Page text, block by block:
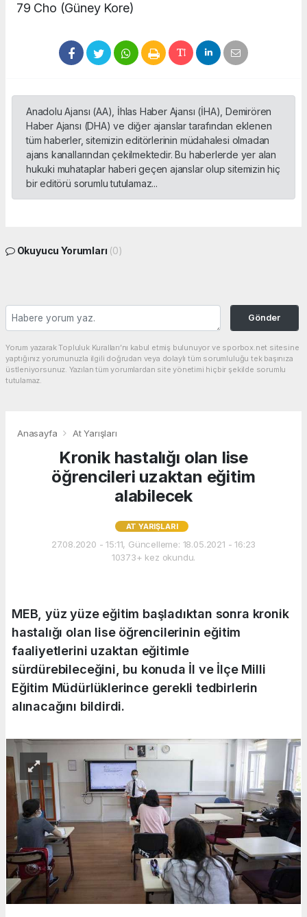
79 Cho (Güney Kore)
Anadolu Ajansı (AA), İhlas Haber Ajansı (İHA), Demirören
Haber Ajansı (DHA) ve diğer ajanslar tarafından eklenen
tüm haberler, sitemizin editörlerinin müdahalesi olmadan
ajans kanallarından çekilmektedir. Bu haberlerde yer alan
hukuki muhataplar haberi geçen ajanslar olup sitemizin hiç
bir editörü sorumlu tutulamaz...
Okuyucu Yorumları (0)
Gönder
Yorum yazarak Topluluk Kuralları’nı kabul etmiş bulunuyor ve sporbox.net sitesine
yaptığınız yorumunuzla ilgili doğrudan veya dolaylı tüm sorumluluğu tek başınıza
üstleniyorsunuz. Yazılan tüm yorumlardan site yönetimi hiçbir şekilde sorumlu
tutulamaz.
Anasayfa At Yarışları
Kronik hastalığı olan lise
öğrencileri uzaktan eğitim
alabilecek
AT YARIŞLARI
27.08.2020 - 15:11, Güncelleme: 18.05.2021 - 16:23
10373+ kez okundu.
MEB, yüz yüze eğitim başladıktan sonra kronik
hastalığı olan lise öğrencilerinin eğitim
faaliyetlerini uzaktan eğitimle
sürdürebileceğini, bu konuda İl ve İlçe Milli
Eğitim Müdürlüklerince gerekli tedbirlerin
alınacağını bildirdi.